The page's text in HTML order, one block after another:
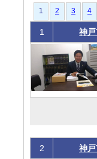
1 2 3 4
1 神
2 神